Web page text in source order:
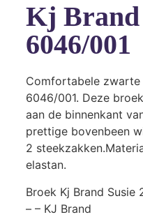
Kj Brand
6046/001
Comfortabele zwarte
6046/001. Deze
aan de binnenkant
prettige bovenbeen
2
elastan.
Broek Kj Brand
– – KJ Brand